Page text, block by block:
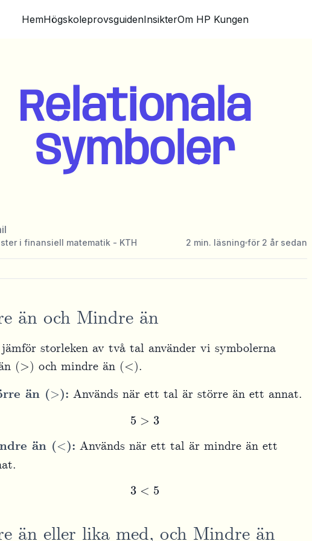
HemHögskoleprovsguidenInsikterOm HP Kungen
Relationala
Symboler
i finansiell matematik - KTH 2 min. läsning för 2 år sedan
än och Mindre än
storleken av två tal använder vi symbolerna
(
) och mindre än ( ).
än ( >): Används när ett tal är större än ett annat.
5 > 3
än ( <): Används när ett tal är mindre än ett
3 < 5
än eller lika med, och Mindre än